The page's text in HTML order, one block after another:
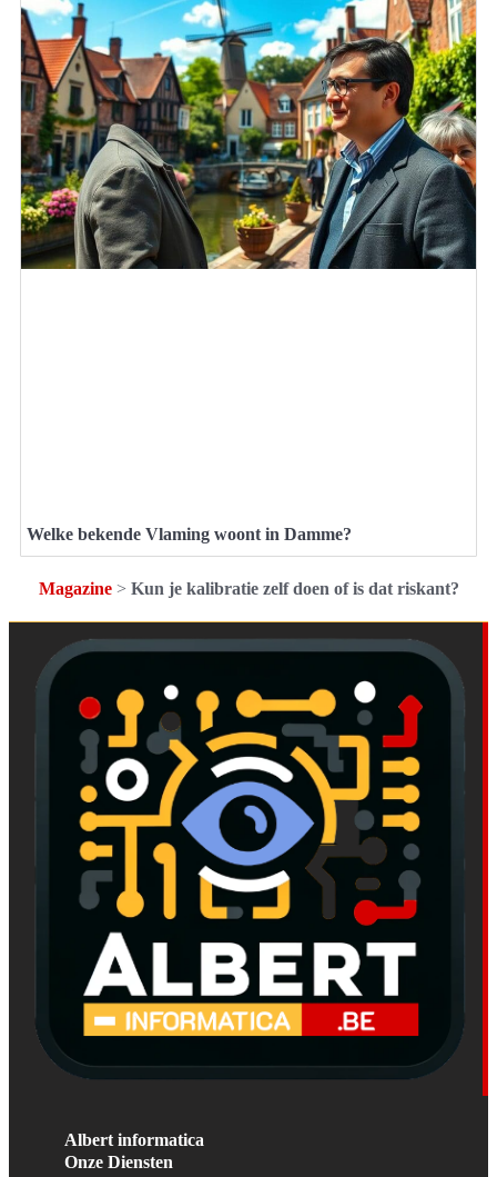
Welke bekende Vlaming woont in Damme?
Magazine> Kun je kalibratie zelf doen of is dat riskant?
Albert informatica
Onze Diensten